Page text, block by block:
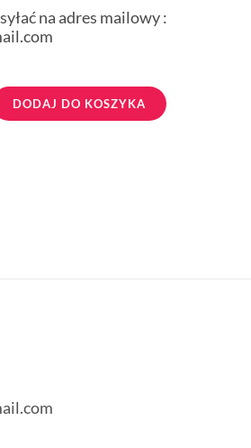
na adres mailowy :
DODAJ DO KOSZYKA